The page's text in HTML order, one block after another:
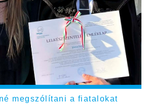
megszólítani a fiatalokat